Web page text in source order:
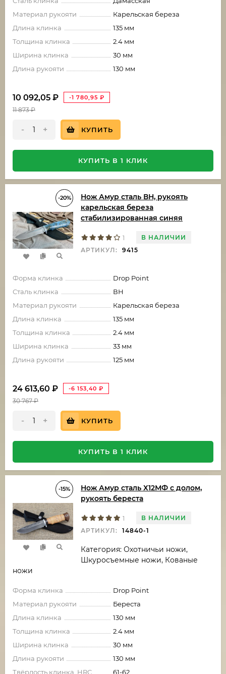
Материал рукояти
Карельская береза
Длина клинка
135 мм
Толщина клинка
2.4 мм
Ширина клинка
30 мм
Длина рукояти
130 мм
10 092,05 ₽ -1 780,95 ₽
11 873₽
- + КУПИТЬ
КУПИТЬ В 1 КЛИК
-20%
Нож Амур сталь ВН, рукоять
карельская береза
стабилизированная синяя
1
В НАЛИЧИИ
АРТИКУЛ:
9415
Форма клинка
Drop Point
Сталь клинка
ВН
Материал рукояти
Карельская береза
Длина клинка
135 мм
Толщина клинка
2.4 мм
Ширина клинка
33 мм
Длина рукояти
125 мм
24 613,60 ₽ -6 153,40 ₽
30 767₽
- + КУПИТЬ
КУПИТЬ В 1 КЛИК
-15%
Нож Амур сталь Х12МФ с долом,
рукоять береста
1
В НАЛИЧИИ
АРТИКУЛ:
14840-1
Категория: Охотничьи ножи,
Шкуросъемные ножи, Кованые
ножи
Форма клинка
Drop Point
Материал рукояти
Береста
Длина клинка
130 мм
Толщина клинка
2.4 мм
Ширина клинка
30 мм
Длина рукояти
130 мм
Твёрдость клинка, HRC
61-62